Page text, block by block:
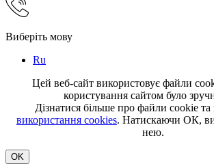
Виберіть мову
Ru
Цей веб-сайт використовує файли
користування сайтом було
Дізнатися більше про файли cookie та
використання cookies. Натискаючи ОК,
нею.
OK